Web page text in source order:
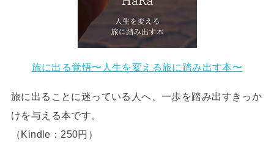
旅に出る覚悟〜人生を変える旅に踏み出す本〜
旅に出ることに迷っている人へ、一歩を踏み出すきっか
けを与える本です。
（Kindle：250円）